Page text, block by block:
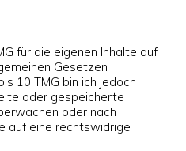
für die eigenen Inhalte auf
Gesetzen
10 TMG bin ich jedoch
oder gespeicherte
oder nach
auf eine rechtswidrige